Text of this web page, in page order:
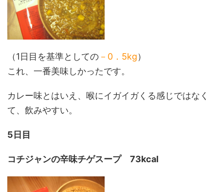
（1日目を基準としての －0．5kg）
これ、一番美味しかったです。
カレー味とはいえ、喉にイガイガくる感じではなく
て、飲みやすい。
5日目
コチジャンの辛味チゲスープ 73kcal